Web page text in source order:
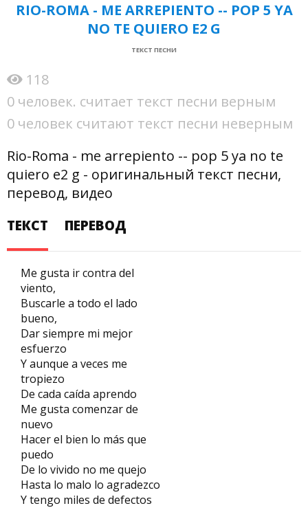
RIO-ROMA - ME ARREPIENTO -- POP 5 YA
NO TE QUIERO E2 G
ТЕКСТ ПЕСНИ
118
0 человек. считает текст песни верным
0 человек считают текст песни неверным
Rio-Roma - me arrepiento -- pop 5 ya no te
quiero e2 g - оригинальный текст песни,
перевод, видео
ТЕКСТ
ПЕРЕВОД
Me gusta ir contra del
viento,
Buscarle a todo el lado
bueno,
Dar siempre mi mejor
esfuerzo
Y aunque a veces me
tropiezo
De cada caída aprendo
Me gusta comenzar de
nuevo
Hacer el bien lo más que
puedo
De lo vivido no me quejo
Hasta lo malo lo agradezco
Y tengo miles de defectos